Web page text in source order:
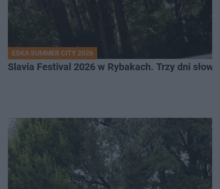
ESKA SUMMER CITY 2026
Slavia Festival 2026 w Rybakach. Trzy dni